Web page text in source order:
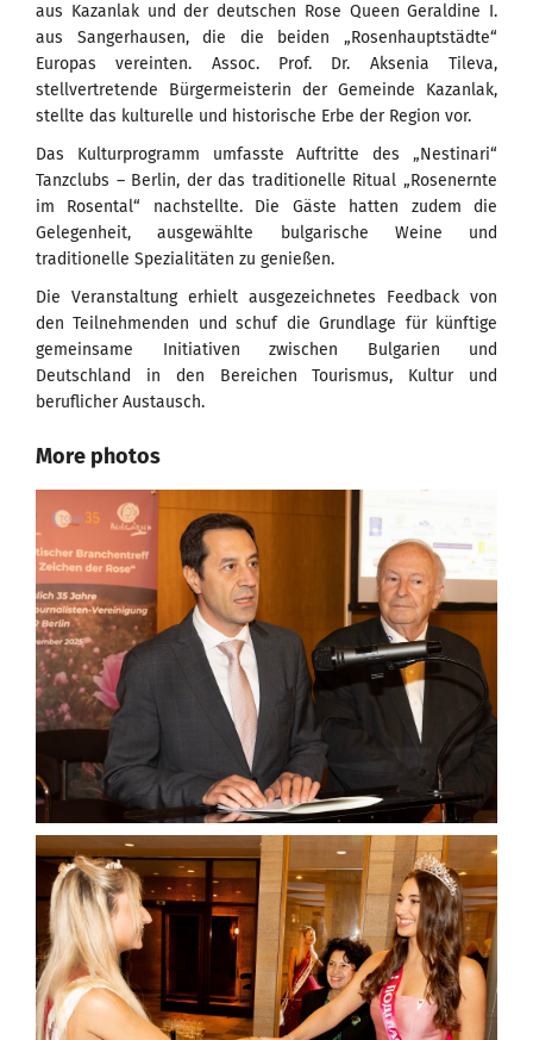
aus Kazanlak und der deutschen Rose Queen Geraldine I.
aus Sangerhausen, die die beiden „Rosenhauptstädte“
Europas vereinten. Assoc. Prof. Dr. Aksenia Tileva,
stellvertretende Bürgermeisterin der Gemeinde Kazanlak,
stellte das kulturelle und historische Erbe der Region vor.
Das Kulturprogramm umfasste Auftritte des „Nestinari“
Tanzclubs – Berlin, der das traditionelle Ritual „Rosenernte
im Rosental“ nachstellte. Die Gäste hatten zudem die
Gelegenheit, ausgewählte bulgarische Weine und
traditionelle Spezialitäten zu genießen.
Die Veranstaltung erhielt ausgezeichnetes Feedback von
den Teilnehmenden und schuf die Grundlage für künftige
gemeinsame Initiativen zwischen Bulgarien und
Deutschland in den Bereichen Tourismus, Kultur und
beruflicher Austausch.
More photos